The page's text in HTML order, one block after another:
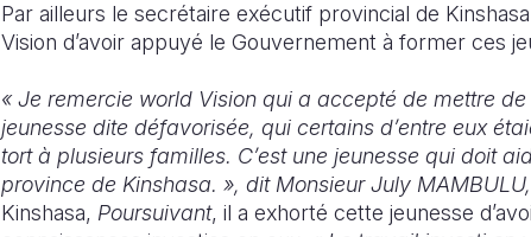
Par ailleurs le secrétaire exécutif provincial de
Vision d’avoir appuyé le Gouvernement à former ces
« Je remercie world Vision qui a accepté de mettre
jeunesse dite défavorisée, qui certains d’entre eux
tort à plusieurs familles. C’est une jeunesse qui doit
province de Kinshasa. », dit Monsieur July MAMBULU,
Kinshasa, Poursuivant, il a exhorté cette jeunesse